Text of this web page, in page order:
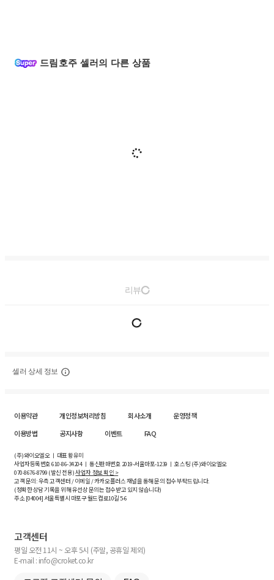
드림호주 셀러의 다른 상품
리뷰
셀러 상세 정보
이용약관 개인정보처리방침 회사소개
운영정책
이용방법
공지사항 이벤트 FAQ
(주)와이오엘오 ㅣ 대표 황유미
사업자등록번호610-86-34204ㅣ 통신판매번호 2019-서울마포-1239 ㅣ 호스팅 (주)와이오엘오
070-8676-8799 (발신 전용)사업자 정보 확인 >
고객 문의: 우측 고객센터 / 이메일 / 카카오플러스 채널을 통해 문의 접수 부탁드립니다.
(정확한 상담 기록을 위해 유선상 문의는 접수받고 있지 않습니다)
주소 [04004] 서울특별시 마포구 월드컵로10길5-6
고객센터
평일 오전 11시 ~ 오후 5시 (주말, 공휴일 제외)
E-mail : info@croket.co.kr